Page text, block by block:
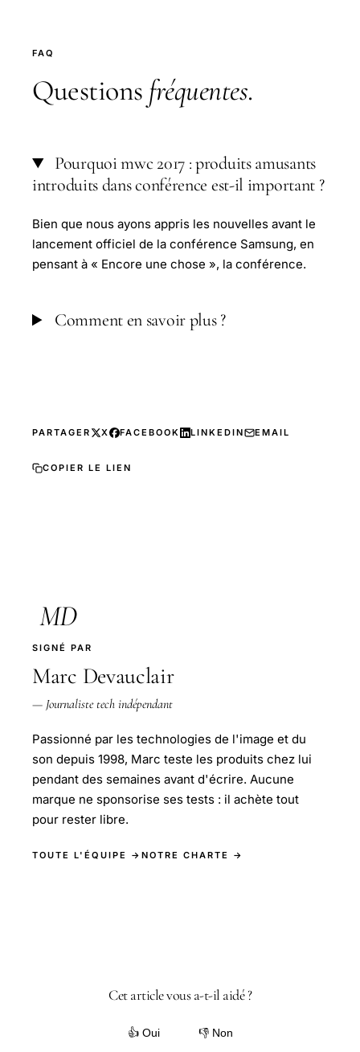
FAQ
Questions fréquentes.
Pourquoi mwc 2017 : produits amusants
introduits dans conférence est-il important ?
Bien que nous ayons appris les nouvelles avant le
lancement officiel de la conférence Samsung, en
pensant à « Encore une chose », la conférence.
Comment en savoir plus ?
PARTAGER X FACEBOOK LINKEDIN EMAIL
COPIER LE LIEN
MD
SIGNÉ PAR
Marc Devauclair
— Journaliste tech indépendant
Passionné par les technologies de l'image et du
son depuis 1998, Marc teste les produits chez lui
pendant des semaines avant d'écrire. Aucune
marque ne sponsorise ses tests : il achète tout
pour rester libre.
TOUTE L'ÉQUIPE → NOTRE CHARTE →
Cet article vous a-t-il aidé ?
👍 Oui 👎 Non